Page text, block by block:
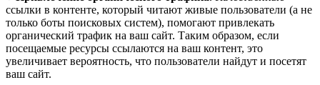
ссылки в контенте, который читают живые пользователи (а не
только боты поисковых систем), помогают привлекать
органический трафик на ваш сайт. Таким образом, если
посещаемые ресурсы ссылаются на ваш контент, это
увеличивает вероятность, что пользователи найдут и посетят
ваш сайт.